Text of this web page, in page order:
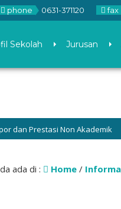
phone 0631-371120 fax
Sekolah Jurusan
Prestasi Non Akademik
ada di : Home/